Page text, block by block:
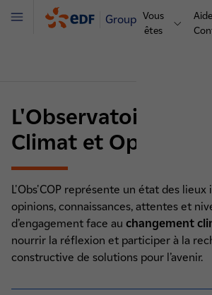
Groupe Vous
êtes
Menu
L'Observatoire
Climat et Opinions
L'Obs'COP représente un état des
opinions, connaissances, attentes et
d’engagement face au changement
nourrir la réflexion et participer à la
constructive de solutions pour l’avenir.